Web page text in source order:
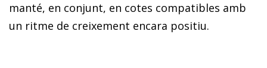
manté, en conjunt, en cotes compatibles amb
un ritme de creixement encara positiu.